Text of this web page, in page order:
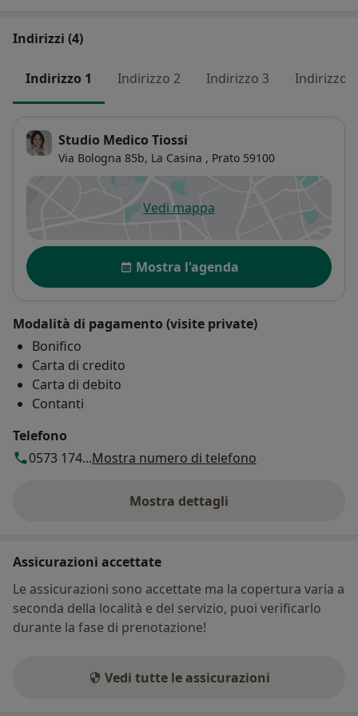
alimentare, mangiando con piacere.
Indirizzi (4)
Indirizzo 1 Indirizzo 2 Indirizzo 3 Indirizzo 4
Studio Medico Tiossi
Via Bologna 85b, La Casina , Prato 59100
Vedi mappasi apre in una nuova scheda
Disponibilità
Mostra l'agenda
Modalità di pagamento (visite private)
Bonifico
Carta di credito
Carta di debito
Contanti
Telefono
0573 174...Mostra numero di telefono
Mostra dettagli
sull'indirizzo
Assicurazioni accettate
Le assicurazioni sono accettate ma la copertura varia a
seconda della località e del servizio, puoi verificarlo
durante la fase di prenotazione!
Vedi tutte le assicurazioni